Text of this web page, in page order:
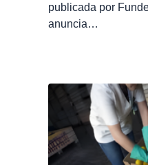
publicada por
anuncia…